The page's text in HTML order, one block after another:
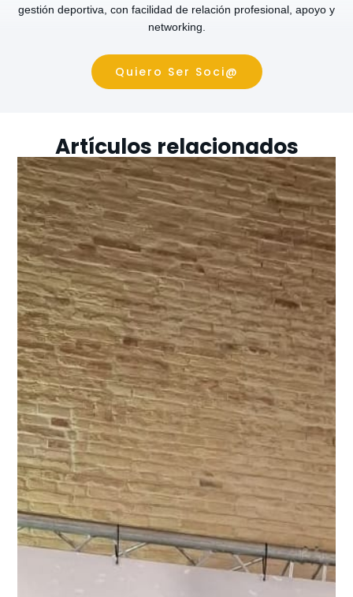
gestión deportiva, con facilidad de relación profesional, apoyo y
networking.
Quiero Ser Soci@
Artículos relacionados